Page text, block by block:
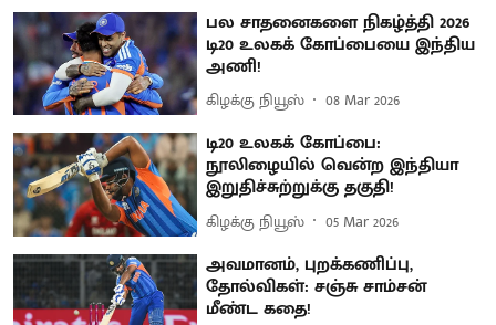
பல சாதனைகளை நிகழ்த்தி 2026
டி20 உலகக் கோப்பையை இந்திய
அணி!
கிழக்கு நியூஸ் 08 Mar 2026
டி20 உலகக் கோப்பை:
நூலிழையில் வென்ற இந்தியா
இறுதிச்சுற்றுக்கு தகுதி!
கிழக்கு நியூஸ் 05 Mar 2026
அவமானம், புறக்கணிப்பு,
தோல்விகள்: சஞ்சு சாம்சன்
மீண்ட கதை!